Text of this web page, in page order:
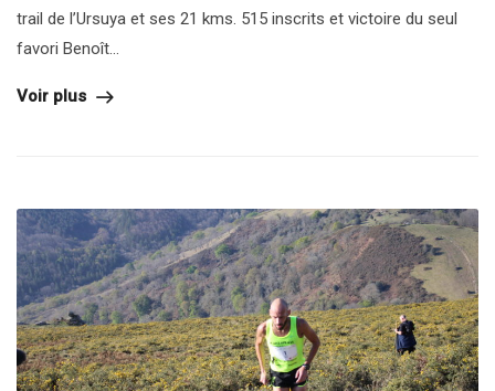
trail de l’Ursuya et ses 21 kms. 515 inscrits et victoire du seul
favori Benoît...
Voir plus